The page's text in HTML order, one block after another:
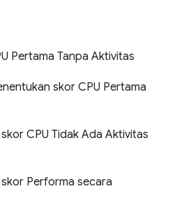
Pertama Tanpa Aktivitas
skor CPU Pertama
CPU Tidak Ada Aktivitas
Performa secara